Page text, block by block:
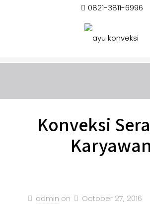
0821-3811-6996
Konveksi
Karyawan
admin on October 27, 2016